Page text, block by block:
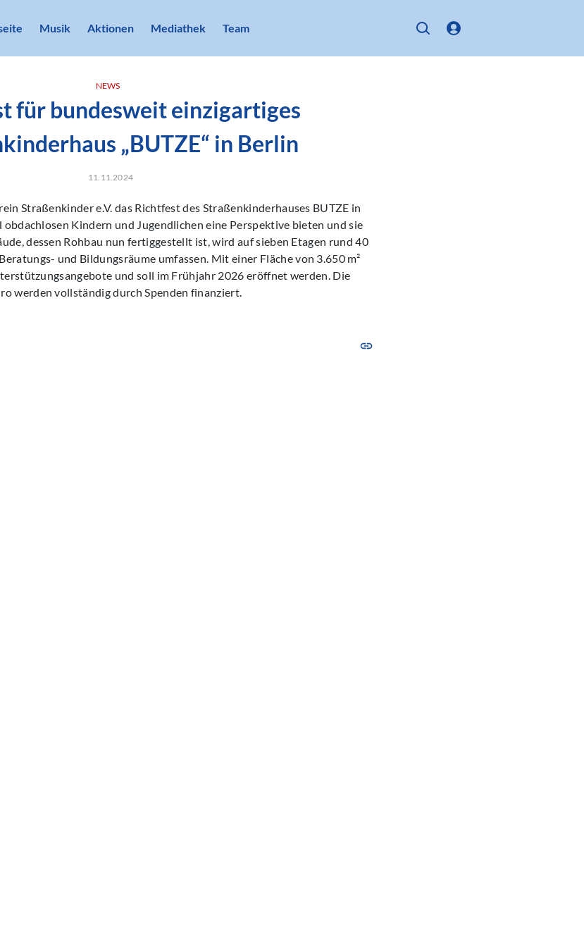
Musik Aktionen Mediathek Team
NEWS
für bundesweit einzigartiges
„BUTZE“ in Berlin
11.11.2024
Straßenkinder e.V. das Richtfest des Straßenkinderhauses BUTZE in
Kindern und Jugendlichen eine Perspektive bieten und sie
dessen Rohbau nun fertiggestellt ist, wird auf sieben Etagen rund 40
und Bildungsräume umfassen. Mit einer Fläche von 3.650 m²
und soll im Frühjahr 2026 eröffnet werden. Die
werden vollständig durch Spenden finanziert.